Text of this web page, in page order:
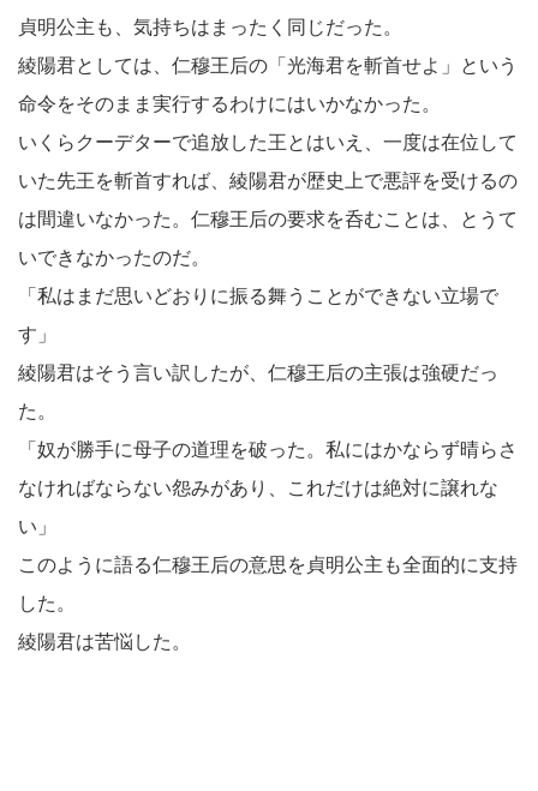
貞明公主も、気持ちはまったく同じだった。
綾陽君としては、仁穆王后の「光海君を斬首せよ」という
命令をそのまま実行するわけにはいかなかった。
いくらクーデターで追放した王とはいえ、一度は在位して
いた先王を斬首すれば、綾陽君が歴史上で悪評を受けるの
は間違いなかった。仁穆王后の要求を呑むことは、とうて
いできなかったのだ。
「私はまだ思いどおりに振る舞うことができない立場で
す」
綾陽君はそう言い訳したが、仁穆王后の主張は強硬だっ
た。
「奴が勝手に母子の道理を破った。私にはかならず晴らさ
なければならない怨みがあり、これだけは絶対に譲れな
い」
このように語る仁穆王后の意思を貞明公主も全面的に支持
した。
綾陽君は苦悩した。